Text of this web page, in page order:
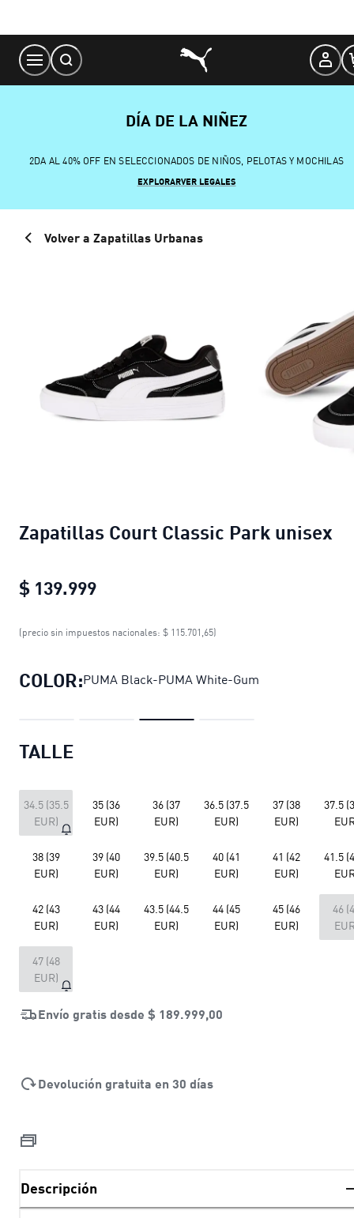
Content
DÍA DE LA NIÑEZ
2DA AL 40% OFF EN SELECCIONADOS DE NIÑOS, PELOTAS Y MOCHILAS
EXPLORARVER LEGALES
Volver a Zapatillas Urbanas
Zapatillas Court Classic Park unisex
$ 139.999
Zapatillas Court Classic Park
(precio sin impuestos nacionales: $ 115.701,65)
COLOR:PUMA Black-PUMA White-Gum
TALLE
34.5 (35.5
EUR)
35 (36
EUR)
36 (37
EUR)
36.5 (37.5
EUR)
37 (38
EUR)
37.5
38 (39
EUR)
39 (40
EUR)
39.5 (40.5
EUR)
40 (41
EUR)
41 (42
EUR)
41.5
42 (43
EUR)
43 (44
EUR)
43.5 (44.5
EUR)
44 (45
EUR)
45 (46
EUR)
46
47 (48
EUR)
Envío gratis desde $ 189.999,00
Devolución gratuita en 30 días
Descripción